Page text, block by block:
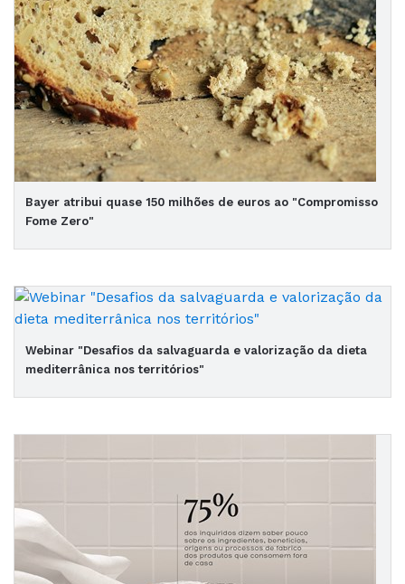
Bayer atribui quase 150 milhões de euros ao "Compromisso
Fome Zero"
Webinar "Desafios da salvaguarda e valorização da dieta
mediterrânica nos territórios"